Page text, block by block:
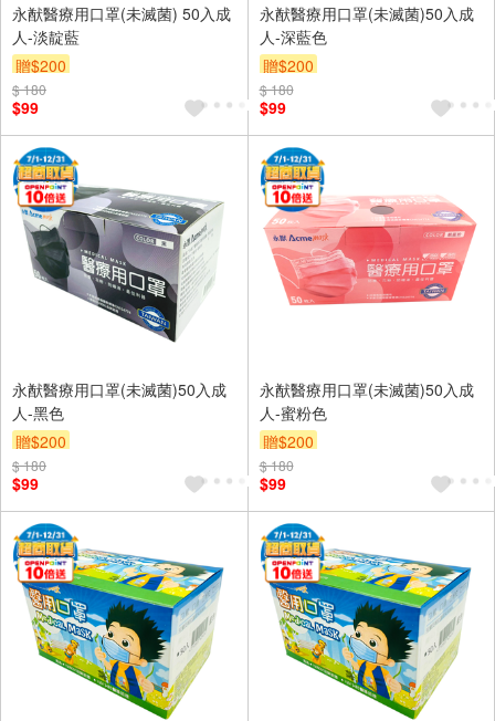
永猷醫療用口罩(未滅菌) 50入成
人-淡靛藍
贈$200
$ 180
$99
永猷醫療用口罩(未滅菌)50入成
人-深藍色
贈$200
$ 180
$99
永猷醫療用口罩(未滅菌)50入成
人-黑色
贈$200
$ 180
$99
永猷醫療用口罩(未滅菌)50入成
人-蜜粉色
贈$200
$ 180
$99